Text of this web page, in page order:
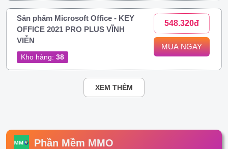
Sản phẩm Microsoft Office - KEY
OFFICE 2021 PRO PLUS VĨNH
VIỄN
Kho hàng: 38
548.320đ
MUA NGAY
XEM THÊM
Phần Mềm MMO